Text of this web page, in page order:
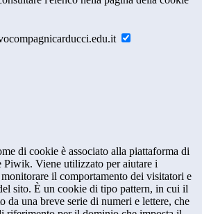
di cookie è associato alla piattaforma di
Piwik. Viene utilizzato per aiutare i
il comportamento dei visitatori e
sito. È un cookie di tipo pattern, in cui il
da una breve serie di numeri e lettere, che